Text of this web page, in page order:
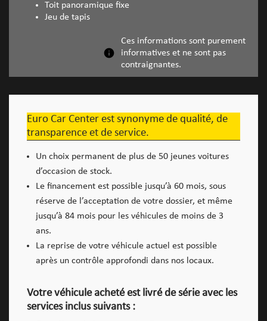
Toit panoramique fixe
Jeu de tapis
Ces informations sont purement
informatives et ne sont pas
contraignantes.
Euro Car Center est synonyme de qualité, de
transparence et de service.
Un choix permanent de plus de 50 jeunes voitures
d’occasion de stock.
Le financement est possible jusqu’à 60 mois, sous
réserve de l’acceptation de votre dossier, et même
jusqu’à 84 mois pour les véhicules de moins de 3
ans.
La reprise de votre véhicule actuel est possible
après un contrôle approfondi dans nos locaux.
Votre véhicule acheté est livré de série avec les
services inclus suivants :